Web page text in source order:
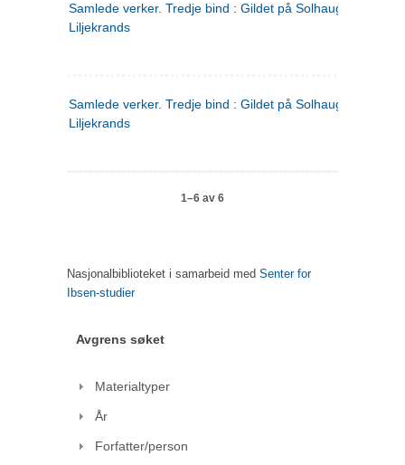
Samlede verker. Tredje bind : Gildet på Solhaug ; Olaf
Liljekrands
Samlede verker. Tredje bind : Gildet på Solhaug ; Olaf
Liljekrands
1–6 av 6
Nasjonalbiblioteket i samarbeid med Senter for
Ibsen-studier
Avgrens søket
Materialtyper
År
Forfatter/person